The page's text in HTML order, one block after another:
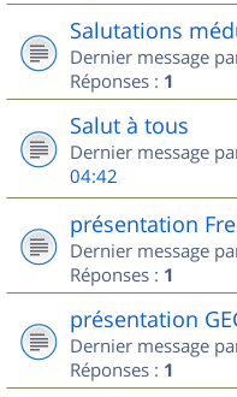
Salutations
Dernier message
Réponses : 1
Salut à tous
Dernier message
04:42
présentation
Dernier message
Réponses : 1
présentation
Dernier message
Réponses : 1